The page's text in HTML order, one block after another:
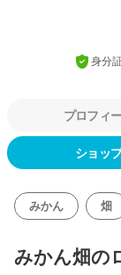
身分
プロフィ
ショッ
みかん 畑
みかん畑の